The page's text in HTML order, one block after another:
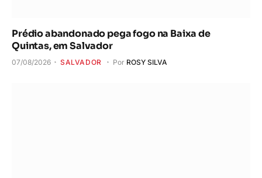
Prédio abandonado pega fogo na Baixa de
Quintas, em Salvador
07/08/2026 SALVADOR Por ROSY SILVA